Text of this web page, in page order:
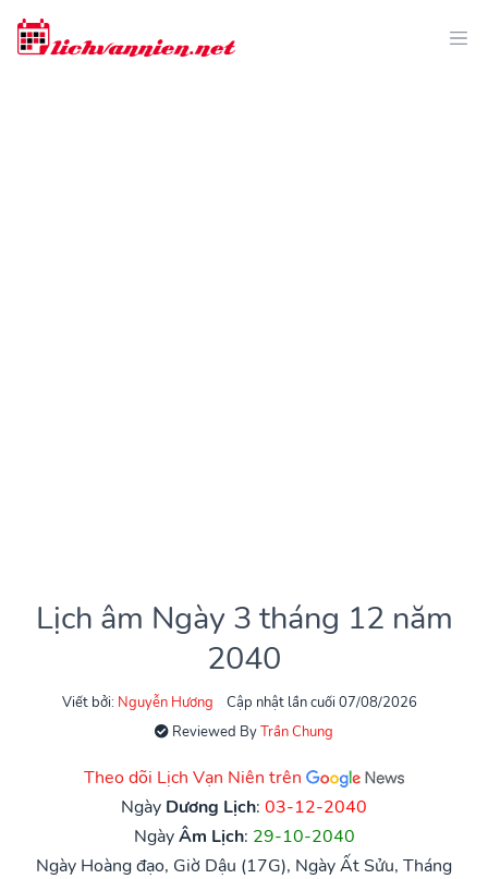
Lịch âm Ngày 3 tháng 12 năm
2040
Viết bởi: Nguyễn Hương
Cập nhật lần cuối 07/08/2026
Reviewed ByTrần Chung
Theo dõi Lịch Vạn Niên trên
Ngày Dương Lịch: 03-12-2040
NgàyÂm Lịch: 29-10-2040
Ngày Hoàng đạo, Giờ Dậu (17G), Ngày Ất Sửu, Tháng